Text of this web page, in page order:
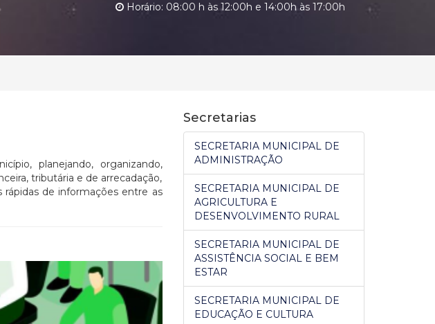
Horário: 08:00 h às 12:00h e 14:00h às 17:00h
planejando, organizando,
tributária e de arrecadação,
rápidas de informações entre as
Secretarias
SECRETARIA MUNICIPAL DE
ADMINISTRAÇÃO
SECRETARIA MUNICIPAL DE
AGRICULTURA E
DESENVOLVIMENTO RURAL
SECRETARIA MUNICIPAL DE
ASSISTÊNCIA SOCIAL E BEM
ESTAR
SECRETARIA MUNICIPAL DE
EDUCAÇÃO E CULTURA